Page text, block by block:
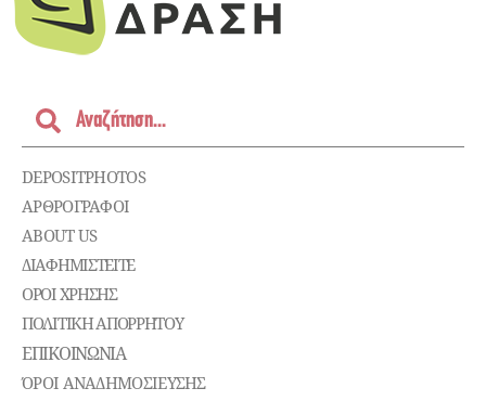
DEPOSITPHOTOS
ΑΡΘΡΟΓΡΑΦΟΙ
ABOUT US
ΔΙΑΦΗΜΙΣΤΕΊΤΕ
ΌΡΟΙ ΧΡΉΣΗΣ
ΠΟΛΙΤΙΚΉ ΑΠΟΡΡΉΤΟΥ
ΕΠΙΚΟΙΝΩΝΊΑ
ΌΡΟΙ ΑΝΑΔΗΜΟΣΙΕΥΣΗΣ